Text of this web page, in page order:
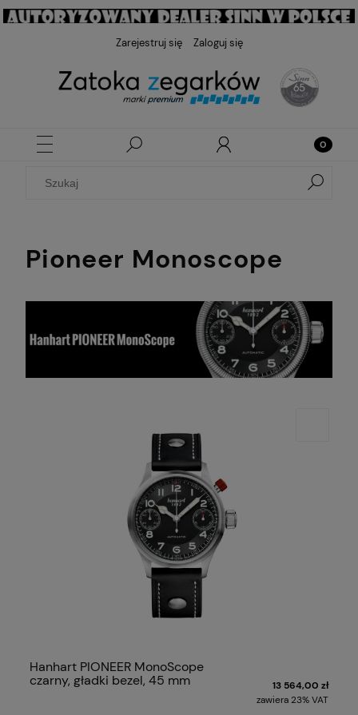
Zarejestruj się Zaloguj się
Pioneer Monoscope
Hanhart PIONEER MonoScope
czarny, gładki bezel, 45 mm
13 564,00 zł
zawiera 23% VAT